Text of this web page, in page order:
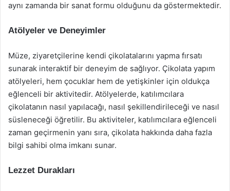
aynı zamanda bir sanat formu olduğunu da göstermektedir.
Atölyeler ve Deneyimler
Müze, ziyaretçilerine kendi çikolatalarını yapma fırsatı
sunarak interaktif bir deneyim de sağlıyor. Çikolata yapım
atölyeleri, hem çocuklar hem de yetişkinler için oldukça
eğlenceli bir aktivitedir. Atölyelerde, katılımcılara
çikolatanın nasıl yapılacağı, nasıl şekillendirileceği ve nasıl
süsleneceği öğretilir. Bu aktiviteler, katılımcılara eğlenceli
zaman geçirmenin yanı sıra, çikolata hakkında daha fazla
bilgi sahibi olma imkanı sunar.
Lezzet Durakları